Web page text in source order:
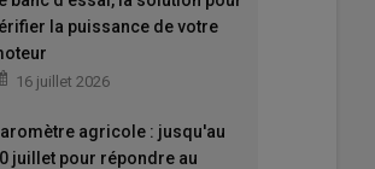
la puissance de votre
16 juillet 2026
agricole : jusqu'au
juillet pour répondre au